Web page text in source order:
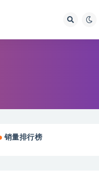
销量排行榜